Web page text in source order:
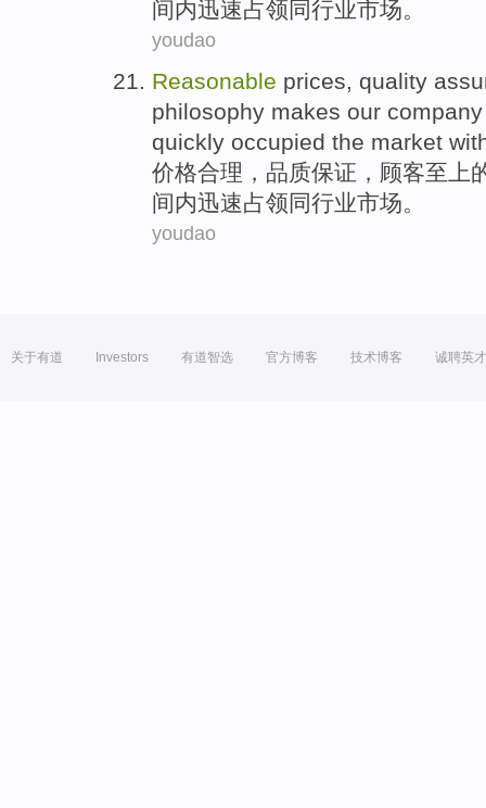
间内迅速占领同行业市场。
youdao
Reasonable prices, quality
philosophy makes our company
quickly occupied the market
价格合理 ， 品质保证 ， 顾客至上
间内迅速占领同行业市场。
youdao
关于有道 Investors 有道智选 官方博客 技术博客 诚聘英才